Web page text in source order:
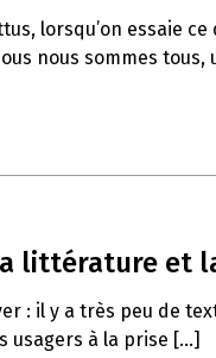
lorsqu’on essaie ce
nous sommes tous,
littérature et
: il y a très peu de
usagers à la prise [...]